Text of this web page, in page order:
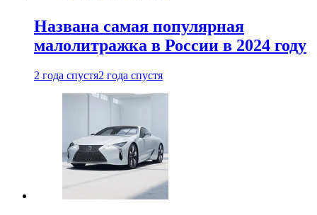
Названа самая популярная
малолитражка в России в 2024 году
2 года спустя2 года спустя